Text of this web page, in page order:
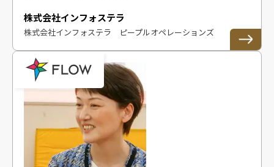
株式会社インフォステラ
株式会社インフォステラ ピープルオペレーションズ